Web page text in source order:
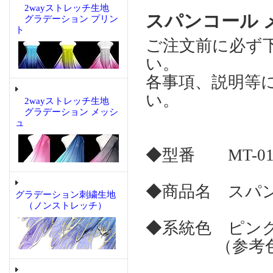
2wayストレッチ生地
グラデーション プリン
ト
2wayストレッチ生地
グラデーション メッシ
ュ
グラデーション刺繍生地
（ノンストレッチ）
スパンコール
ご注文前に必ず
い。
各事項、説明等
い。
◆型番 MT-
◆商品名 スパ
◆系統色 ピン
（参考色名